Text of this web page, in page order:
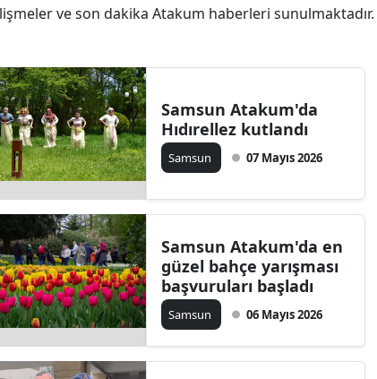
ve son dakika Atakum haberleri sunulmaktadır.
Samsun Atakum'da
Hıdırellez kutlandı
Samsun 07 Mayıs 2026
Samsun Atakum'da en
güzel bahçe yarışması
başvuruları başladı
Samsun 06 Mayıs 2026